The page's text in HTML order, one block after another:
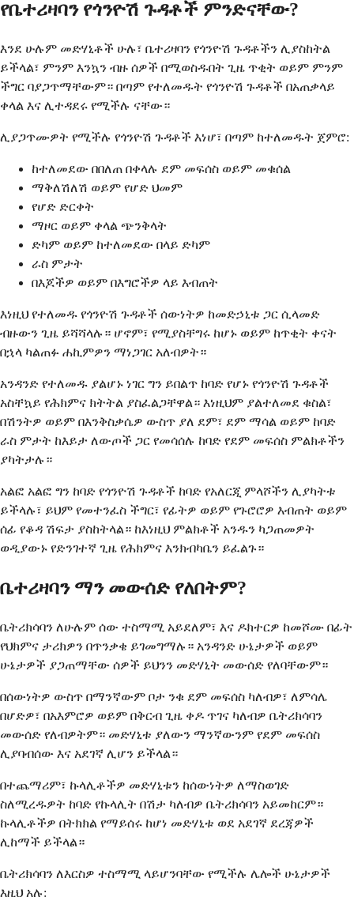
የቤተሪዛባን የጎንዮሽ ጉዳቶች ምንድናቸው?
እንደ ሁሉም መድሃኒቶች ሁሉ፣ ቤተሪዛባን የጎንዮሽ ጉዳቶችን ሊያስከትል
ይችላል፣ ምንም እንኳን ብዙ ሰዎች በሚወስዱበት ጊዜ ጥቂት ወይም ምንም
ችግር ባያጋጥማቸውም። በጣም የተለመዱት የጎንዮሽ ጉዳቶች በአጠቃላይ
ቀላል እና ሊተዳደሩ የሚችሉ ናቸው።
ሊያጋጥሙዎት የሚችሉ የጎንዮሽ ጉዳቶች እነሆ፣ በጣም ከተለመዱት ጀምሮ:
ከተለመደው በበለጠ በቀላሉ ደም መፍሰስ ወይም መቁሰል
ማቅለሽለሽ ወይም የሆድ ህመም
የሆድ ድርቀት
ማዞር ወይም ቀላል ጭንቅላት
ድካም ወይም ከተለመደው በላይ ድካም
ራስ ምታት
በእጆችዎ ወይም በእግሮችዎ ላይ እብጠት
እነዚህ የተለመዱ የጎንዮሽ ጉዳቶች ሰውነትዎ ከመድኃኒቱ ጋር ሲላመድ
ብዙውን ጊዜ ይሻሻላሉ። ሆኖም፣ የሚያስቸግሩ ከሆኑ ወይም ከጥቂት ቀናት
በኋላ ካልጠፉ ሐኪምዎን ማነጋገር አለብዎት።
አንዳንድ የተለመዱ ያልሆኑ ነገር ግን ይበልጥ ከባድ የሆኑ የጎንዮሽ ጉዳቶች
አስቸኳይ የሕክምና ክትትል ያስፈልጋቸዋል። እነዚህም ያልተለመደ ቁስል፣
በሽንትዎ ወይም በእንቅስቃሴዎ ውስጥ ያለ ደም፣ ደም ማሳል ወይም ከባድ
ራስ ምታት ከእይታ ለውጦች ጋር የመሳሰሉ ከባድ የደም መፍሰስ ምልክቶችን
ያካትታሉ።
አልፎ አልፎ ግን ከባድ የጎንዮሽ ጉዳቶች ከባድ የአለርጂ ምላሾችን ሊያካትቱ
ይችላሉ፣ ይህም የመተንፈስ ችግር፣ የፊትዎ ወይም የጉሮሮዎ እብጠት ወይም
ሰፊ የቆዳ ሽፍታ ያስከትላል። ከእነዚህ ምልክቶች አንዱን ካጋጠመዎት
ወዲያውኑ የድንገተኛ ጊዜ የሕክምና እንክብካቤን ይፈልጉ።
ቤተሪዛባን ማን መውሰድ የለበትም?
ቤትሪክሳባን ለሁሉም ሰው ተስማሚ አይደለም፣ እና ዶክተርዎ ከመሾሙ በፊት
የህክምና ታሪክዎን በጥንቃቄ ይገመግማሉ። አንዳንድ ሁኔታዎች ወይም
ሁኔታዎች ያጋጠማቸው ሰዎች ይህንን መድሃኒት መውሰድ የለባቸውም።
በሰውነትዎ ውስጥ በማንኛውም ቦታ ንቁ ደም መፍሰስ ካለብዎ፣ ለምሳሌ
በሆድዎ፣ በአእምሮዎ ወይም በቅርብ ጊዜ ቀዶ ጥገና ካለብዎ ቤትሪክሳባን
መውሰድ የለብዎትም። መድሃኒቱ ያለውን ማንኛውንም የደም መፍሰስ
ሊያባብሰው እና አደገኛ ሊሆን ይችላል።
በተጨማሪም፣ ኩላሊቶችዎ መድሃኒቱን ከሰውነትዎ ለማስወገድ
ስለሚረዱዎት ከባድ የኩላሊት በሽታ ካለብዎ ቤትሪክሳባን አይመከርም።
ኩላሊቶችዎ በትክክል የማይሰሩ ከሆነ መድሃኒቱ ወደ አደገኛ ደረጃዎች
ሊከማች ይችላል።
ቤትሪክሳባን ለእርስዎ ተስማሚ ላይሆንባቸው የሚችሉ ሌሎች ሁኔታዎች
እዚህ አሉ: